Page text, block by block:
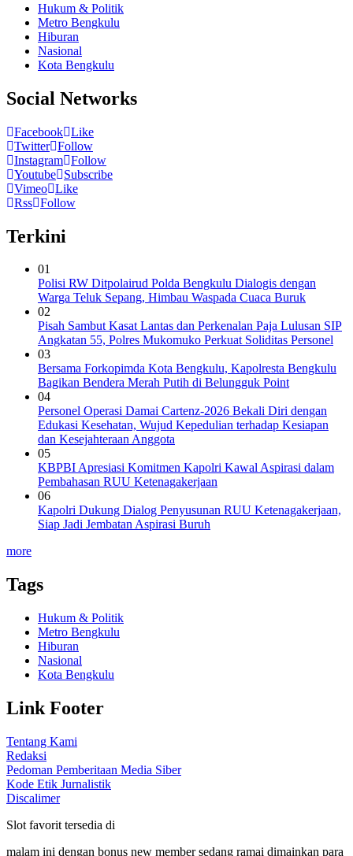
Hukum & Politik
Metro Bengkulu
Hiburan
Nasional
Kota Bengkulu
Social Networks
Facebook Like
Twitter Follow
Instagram Follow
Youtube
Subscribe
Vimeo Like
Rss Follow
Terkini
01
Polisi RW Ditpolairud Polda Bengkulu Dialogis dengan
Warga Teluk Sepang, Himbau Waspada Cuaca Buruk
02
Pisah Sambut Kasat Lantas dan Perkenalan Paja Lulusan SIP
Angkatan 55, Polres Mukomuko Perkuat Soliditas Personel
03
Bersama Forkopimda Kota Bengkulu, Kapolresta Bengkulu
Bagikan Bendera Merah Putih di Belungguk Point
04
Personel Operasi Damai Cartenz-2026 Bekali Diri dengan
Edukasi Kesehatan, Wujud Kepedulian terhadap Kesiapan
dan Kesejahteraan Anggota
05
KBPBI Apresiasi Komitmen Kapolri Kawal Aspirasi dalam
Pembahasan RUU Ketenagakerjaan
06
Kapolri Dukung Dialog Penyusunan RUU Ketenagakerjaan,
Siap Jadi Jembatan Aspirasi Buruh
more
Tags
Hukum & Politik
Metro Bengkulu
Hiburan
Nasional
Kota Bengkulu
Link Footer
Tentang Kami
Redaksi
Pedoman Pemberitaan Media Siber
Kode Etik Jurnalistik
Discalimer
Slot favorit tersedia di
malam ini dengan bonus new member sedang ramai dimainkan para